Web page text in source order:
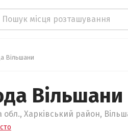
Вільшани
Вільшани
обл., Харківський район,